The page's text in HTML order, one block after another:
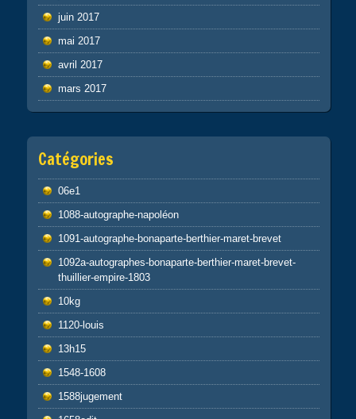
juin 2017
mai 2017
avril 2017
mars 2017
Catégories
06e1
1088-autographe-napoléon
1091-autographe-bonaparte-berthier-maret-brevet
1092a-autographes-bonaparte-berthier-maret-brevet-
thuillier-empire-1803
10kg
1120-louis
13h15
1548-1608
1588jugement